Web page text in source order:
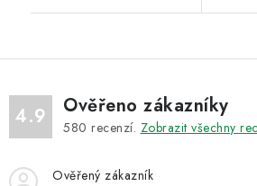
4.9 Ověřeno zákazníky
580 recenzí. Zobrazit všechny
Ověřený zákazník